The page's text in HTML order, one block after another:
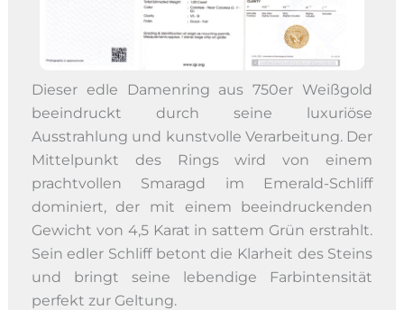
Dieser edle Damenring aus 750er Weißgold
beeindruckt durch seine luxuriöse
Ausstrahlung und kunstvolle Verarbeitung. Der
Mittelpunkt des Rings wird von einem
prachtvollen Smaragd im Emerald-Schliff
dominiert, der mit einem beeindruckenden
Gewicht von 4,5 Karat in sattem Grün erstrahlt.
Sein edler Schliff betont die Klarheit des Steins
und bringt seine lebendige Farbintensität
perfekt zur Geltung.